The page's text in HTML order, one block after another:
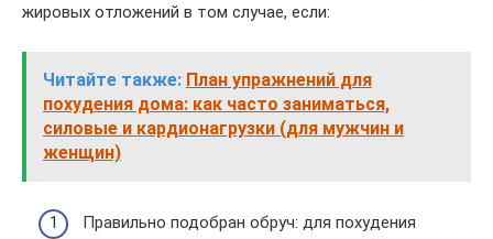
жировых отложений в том случае, если:
Читайте также: План упражнений для
похудения дома: как часто заниматься,
силовые и кардионагрузки (для мужчин и
женщин)
Правильно подобран обруч: для похудения